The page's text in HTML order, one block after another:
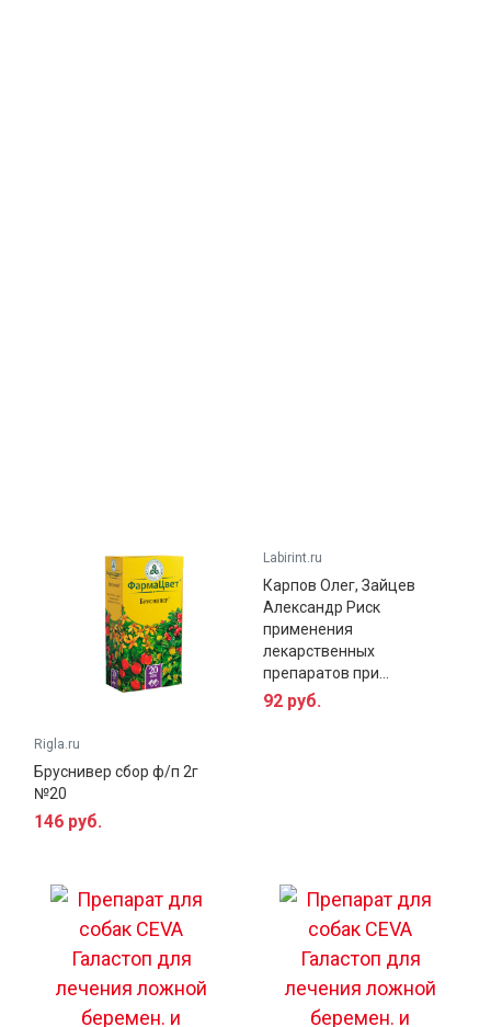
Rigla.ru
Бруснивер сбор ф/п 2г
№20
146 руб.
Labirint.ru
Карпов Олег, Зайцев
Александр Риск
применения
лекарственных
препаратов при...
92 руб.